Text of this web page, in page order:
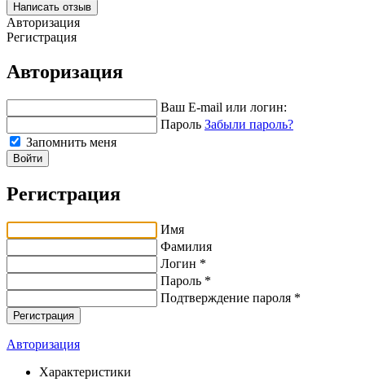
Написать отзыв
Авторизация
Регистрация
Авторизация
Ваш E-mail или логин:
Пароль Забыли пароль?
Запомнить меня
Войти
Регистрация
Имя
Фамилия
Логин *
Пароль *
Подтверждение пароля *
Авторизация
Характеристики